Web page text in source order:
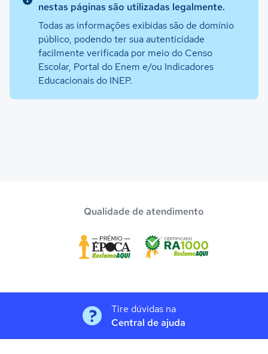
nestas páginas são utilizadas legalmente.
Todas as informações exibidas são de domínio
público, podendo ter sua autenticidade
facilmente verificada por meio do Censo
Escolar, Portal do Enem e/ou Indicadores
Educacionais do INEP.
Qualidade de atendimento
Tire dúvidas na
Central de ajuda